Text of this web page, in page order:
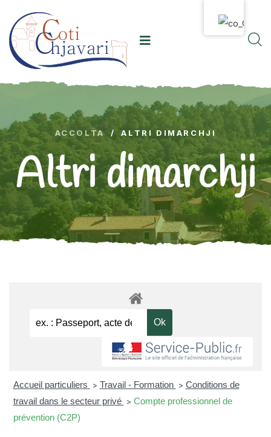
ACCOLTA / ALTRI DIMARCHJI
Altri dimarchji
Accueil particuliers > Travail - Formation > Conditions de
travail dans le secteur privé > Compte professionnel de
prévention (C2P)